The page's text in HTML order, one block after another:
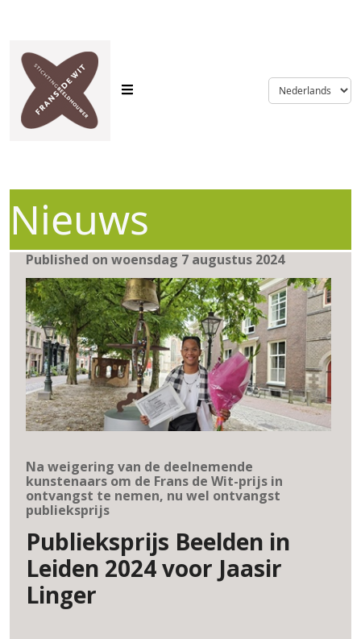
language
Nieuws
Published on woensdag 7 augustus 2024
Na weigering van de deelnemende
kunstenaars om de Frans de Wit-prijs in
ontvangst te nemen, nu wel ontvangst
publieksprijs
Publieksprijs Beelden in
Leiden 2024 voor Jaasir
Linger